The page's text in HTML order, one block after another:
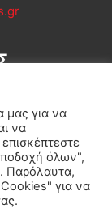
Κοινωνία
μας για να
να
όλων",
Παρόλαυτα,
Cookies" για να